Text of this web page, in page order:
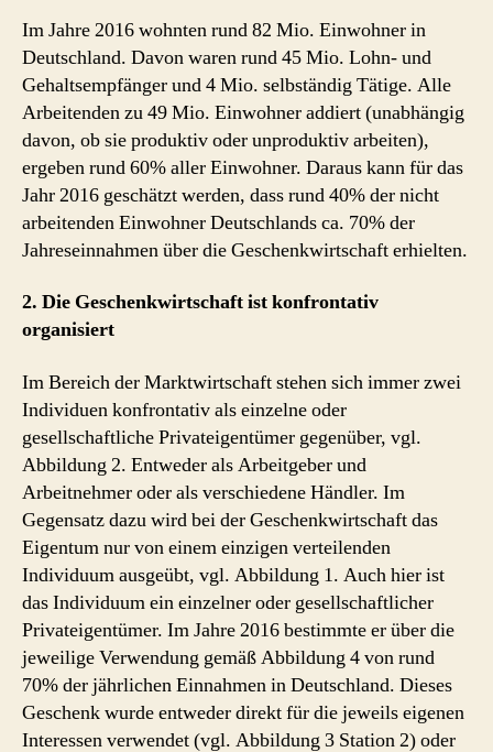
Im Jahre 2016 wohnten rund 82 Mio. Einwohner in
Deutschland. Davon waren rund 45 Mio. Lohn- und
Gehaltsempfänger und 4 Mio. selbständig Tätige. Alle
Arbeitenden zu 49 Mio. Einwohner addiert (unabhängig
davon, ob sie produktiv oder unproduktiv arbeiten),
ergeben rund 60% aller Einwohner. Daraus kann für das
Jahr 2016 geschätzt werden, dass rund 40% der nicht
arbeitenden Einwohner Deutschlands ca. 70% der
Jahreseinnahmen über die Geschenkwirtschaft erhielten.
2. Die Geschenkwirtschaft ist konfrontativ
organisiert
Im Bereich der Marktwirtschaft stehen sich immer zwei
Individuen konfrontativ als einzelne oder
gesellschaftliche Privateigentümer gegenüber, vgl.
Abbildung 2. Entweder als Arbeitgeber und
Arbeitnehmer oder als verschiedene Händler. Im
Gegensatz dazu wird bei der Geschenkwirtschaft das
Eigentum nur von einem einzigen verteilenden
Individuum ausgeübt, vgl. Abbildung 1. Auch hier ist
das Individuum ein einzelner oder gesellschaftlicher
Privateigentümer. Im Jahre 2016 bestimmte er über die
jeweilige Verwendung gemäß Abbildung 4 von rund
70% der jährlichen Einnahmen in Deutschland. Dieses
Geschenk wurde entweder direkt für die jeweils eigenen
Interessen verwendet (vgl. Abbildung 3 Station 2) oder